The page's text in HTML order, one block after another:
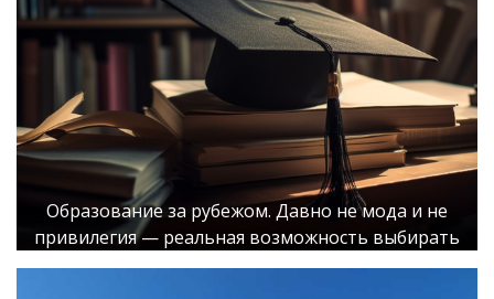
Образование за рубежом. Давно не мода и не
привилегия — реальная возможность выбирать